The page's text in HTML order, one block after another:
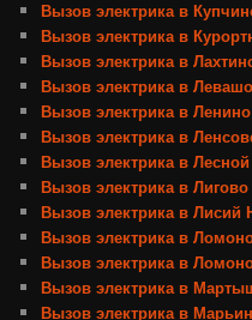
Вызов электрика в
Вызов электрика в
Вызов электрика в
Вызов электрика в
Вызов электрика в Ленино
Вызов электрика в
Вызов электрика в Лесной
Вызов электрика в Лигово
Вызов электрика в Лисий
Вызов электрика в
Вызов электрика в
Вызов электрика в
Вызов электрика в